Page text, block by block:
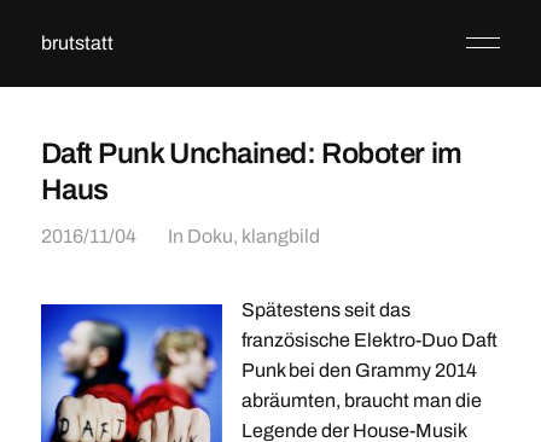
brutstatt
Daft Punk Unchained: Roboter im
Haus
2016/11/04 In Doku, klangbild
Spätestens seit das
französische Elektro-Duo Daft
Punk bei den Grammy 2014
abräumten, braucht man die
Legende der House-Musik